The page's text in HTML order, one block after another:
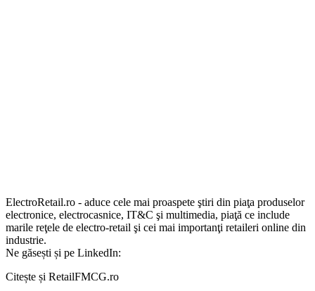
ElectroRetail.ro - aduce cele mai proaspete ştiri din piaţa produselor
electronice, electrocasnice, IT&C şi multimedia, piaţă ce include
marile reţele de electro-retail şi cei mai importanţi retaileri online din
industrie.
Ne găsești și pe LinkedIn:
Citește și RetailFMCG.ro